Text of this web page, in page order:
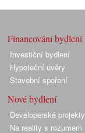
Financování bydlení
Investiční bydlení
Hypoteční úvěry
Stavební spoření
Nové bydlení
Developerské projekty
Na reality s rozumem